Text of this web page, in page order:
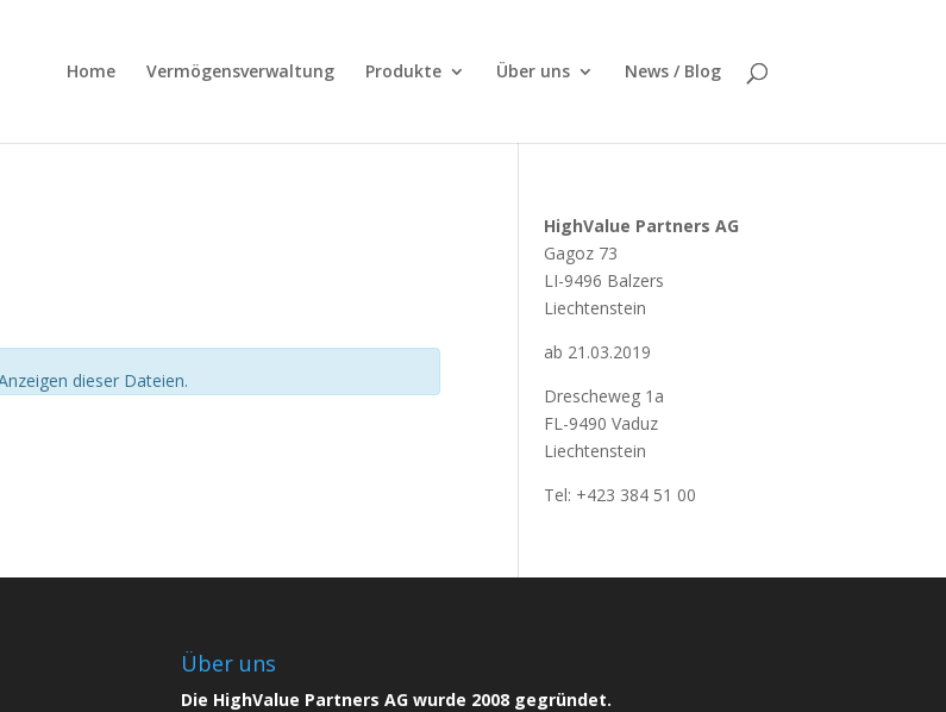
Home Vermögensverwaltung Produkte Über uns News / Blog
dieser Dateien.
HighValue Partners AG
Gagoz 73
LI-9496 Balzers
Liechtenstein
ab 21.03.2019
Drescheweg 1a
FL-9490 Vaduz
Liechtenstein
Tel: +423 384 51 00
Über uns
Die HighValue Partners AG wurde 2008 gegründet.